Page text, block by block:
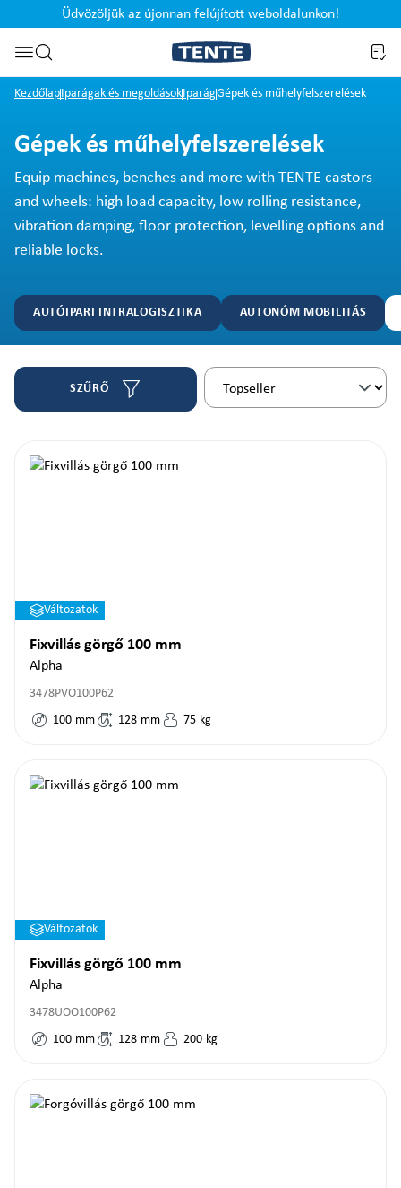
Ugrás a kereséshez
Üdvözöljük az újonnan felújított weboldalunkon!
KezdőlapIparágak és megoldásokIparágGépek és műhelyfelszerelések
Gépek és műhelyfelszerelések
Equip machines, benches and more with TENTE castors
and wheels: high load capacity, low rolling resistance,
vibration damping, floor protection, levelling options and
reliable locks.
AUTÓIPARI INTRALOGISZTIKA AUTONÓM MOBILITÁS
SZŰRŐ
Változatok
Fixvillás görgő 100 mm
Alpha
3478PVO100P62
100 mm 128 mm 75 kg
Változatok
Fixvillás görgő 100 mm
Alpha
3478UOO100P62
100 mm 128 mm 200 kg